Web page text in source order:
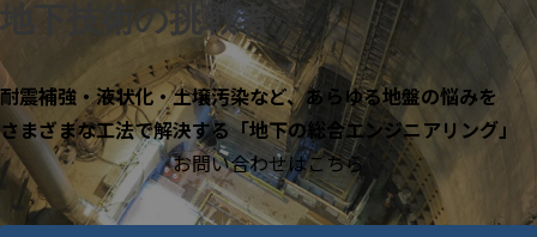
地下技術の挑戦者
耐震補強・液状化・土壌汚染など、あらゆる地盤の悩みを
さまざまな工法で解決する「地下の総合エンジニアリング」
お問い合わせはこちら